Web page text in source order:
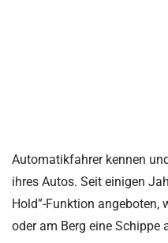
Automatikfahrer kennen
ihres Autos. Seit einigen
Hold”-Funktion angeboten,
oder am Berg eine Schippe